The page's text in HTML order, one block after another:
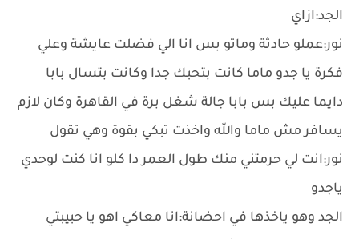
الجد:ازاي
نور:عملو حادثة وماتو بس انا الي فضلت عايشة وعلي
فكرة يا جدو ماما كانت بتحبك جدا وكانت بتسال بابا
دايما عليك بس بابا جالة شغل برة في القاهرة وكان لازم
يسافر مش ماما والله واخذت تبكي بقوة وهي تقول
نور:انت لي حرمتني منك طول العمر دا كلو انا كنت لوحدي
ياجدو
الجد وهو ياخذها في احضانة:انا معاكي اهو يا حبيبتي